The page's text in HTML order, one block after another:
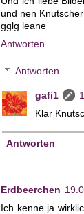
und nen
gglg leane
Antworten
Antworten
gafi1
Klar
Antworten
Erdbeerchen
Ich kenne ja